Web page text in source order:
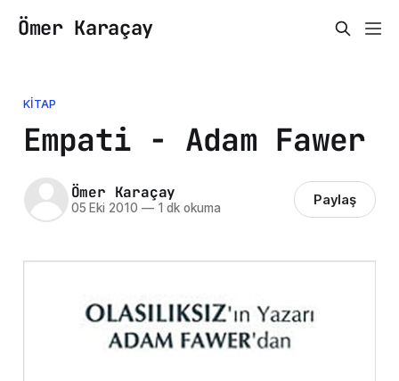
Ömer Karaçay
KITAP
Empati - Adam Fawer
Ömer Karaçay
05 Eki 2010 —1 dk okuma Paylaş